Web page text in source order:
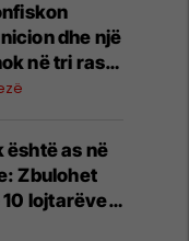
dhe një
në tri raste
Podujevë,
është as në
Zbulohet
lojtarëve
në Turqi